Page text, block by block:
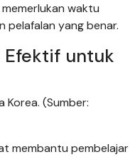
waktu
pelafalan yang benar.
Efektif untuk
Korea. (Sumber:
membantu pembelajar